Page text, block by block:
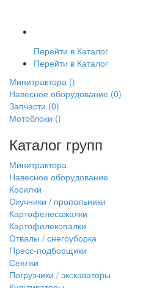
Перейти в Каталог
Перейти в Каталог
Минитрактора ()
Навесное оборудование (0)
Запчасти (0)
Мотоблоки ()
Каталог групп
Минитрактора
Навесное оборудование
Косилки
Окучники / пропольники
Картофелесажалки
Картофелекопалки
Отвалы / снегоуборка
Пресс-подборщики
Сеялки
Погрузчики / экскаваторы